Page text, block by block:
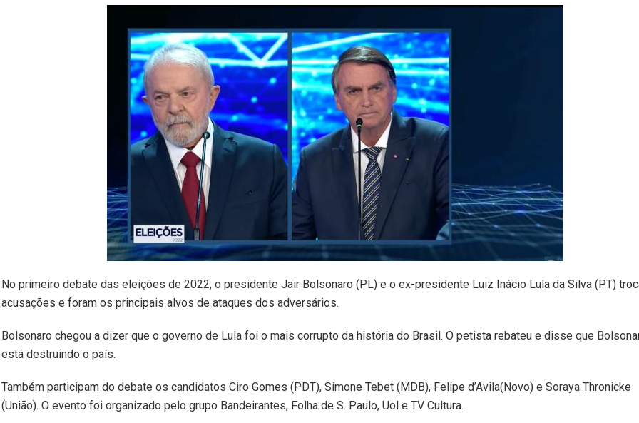
No primeiro debate das eleições de 2022, o presidente Jair Bolsonaro (PL) e o ex-presidente Luiz Inácio Lula da Silva (PT)
acusações e foram os principais alvos de ataques dos adversários.
Bolsonaro chegou a dizer que o governo de Lula foi o mais corrupto da história do Brasil. O petista rebateu e disse que
está destruindo o país.
Também participam do debate os candidatos Ciro Gomes (PDT), Simone Tebet (MDB), Felipe d’Avila(Novo) e Soraya Thronicke
(União). O evento foi organizado pelo grupo Bandeirantes, Folha de S. Paulo, Uol e TV Cultura.